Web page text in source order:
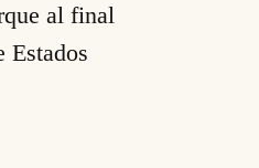
al final
Estados